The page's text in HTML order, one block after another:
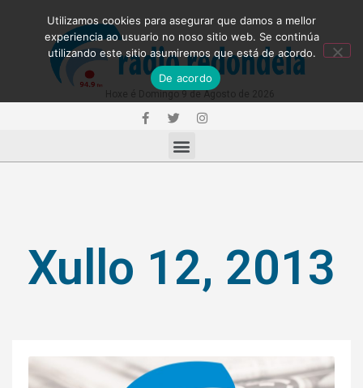
Xullo 12, 2013
Utilizamos cookies para asegurar que damos a mellor
experiencia ao usuario no noso sitio web. Se continúa
utilizando este sitio asumiremos que está de acordo.
De acordo